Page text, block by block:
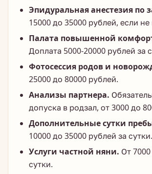
Эпидуральная анестезия по
15000 до 35000 рублей, если
Палата повышенной
Доплата 5000-20000 рублей за
Фотосессия родов и
25000 до 80000 рублей.
Анализы партнера.
допуска в родзал, от 3000 до
Дополнительные сутки
10000 до 35000 рублей за сутки.
Услуги частной няни. От
сутки.